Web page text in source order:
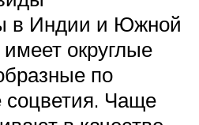
в Индии и Южной
округлые
по
соцветия. Чаще